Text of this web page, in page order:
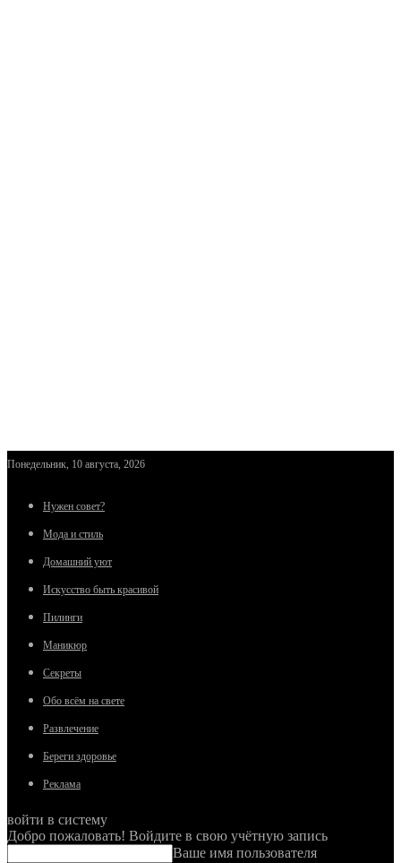
Понедельник, 10 августа, 2026
Нужен совет?
Мода и стиль
Домашний уют
Искусство быть красивой
Пилинги
Маникюр
Секреты
Обо всём на свете
Развлечение
Береги здоровье
Реклама
войти в систему
Добро пожаловать! Войдите в свою учётную запись
Ваше имя пользователя